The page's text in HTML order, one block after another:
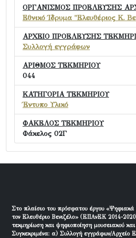
ΟΡΓΑΝΙΣΜΟΣ ΠΡΟΕΛΕΥΣΗΣ
Εθνικό Ίδρυμα "Ελευθέριος Κ.
ΑΡΧΕΙΟ ΠΡΟΕΛΕΥΣΗΣ
Συλλογή εγγράφων
ΑΡΙΘΜΟΣ ΤΕΚΜΗΡΙΟΥ
044
ΚΑΤΗΓΟΡΙΑ ΤΕΚΜΗΡΙΟΥ
Έντυπο Υλικό
ΦΑΚΕΛΟΣ ΤΕΚΜΗΡΙΟΥ
Φάκελος 02Γ
Στο πλαίσιο του πρόσφατου έργου
τον Ελευθέριο Βενιζέλο» (ΕΠΑνΕΚ 2014-
τεκμηρίωση και ψηφιοποίηση μουσειακού και
Συγκεκριμένα: α) Συλλογή εγγράφων/Αρχείο